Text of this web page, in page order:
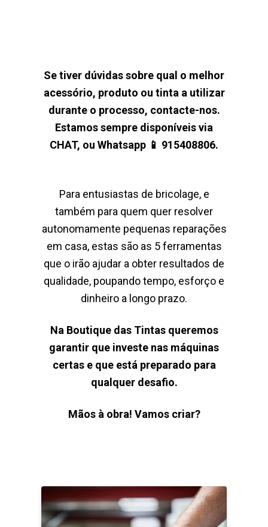
Se tiver dúvidas sobre qual o melhor
acessório, produto ou tinta a utilizar
durante o processo, contacte-nos.
Estamos sempre disponíveis via
CHAT, ou Whatsapp 📱 915408806.
Para entusiastas de bricolage, e
também para quem quer resolver
autonomamente pequenas reparações
em casa, estas são as 5 ferramentas
que o irão ajudar a obter resultados de
qualidade, poupando tempo, esforço e
dinheiro a longo prazo.
Na Boutique das Tintas queremos
garantir que investe nas máquinas
certas e que está preparado para
qualquer desafio.
Mãos à obra! Vamos criar?